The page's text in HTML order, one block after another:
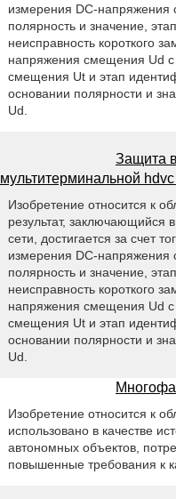
измерения DC-
полярность и значение,
неисправность короткого
напряжения смещения Ud
смещения Ut и этап
основании полярности и
Ud.
Защита
мультитерминальной hdvc
Изобретение относится к
результат, заключающийся
сети, достигается за счет
измерения DC-
полярность и значение,
неисправность короткого
напряжения смещения Ud
смещения Ut и этап
основании полярности и
Ud.
Изобретение относится к
использовано в качестве
автономных объектов,
повышенные требования к